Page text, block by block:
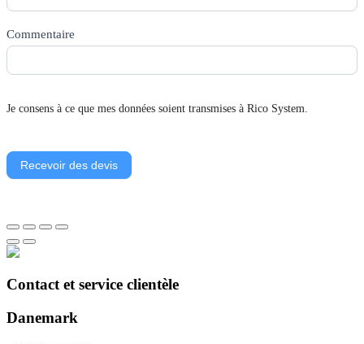
Commentaire
Je consens à ce que mes données soient transmises à Rico System.
Recevoir des devis
Contact et service clientèle
Danemark